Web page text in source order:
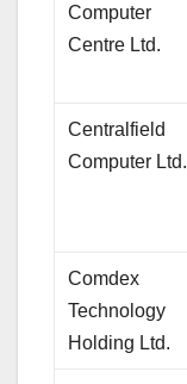
Computer
Centre Ltd.
Centralfield
Computer Ltd.
Comdex
Technology
Holding Ltd.